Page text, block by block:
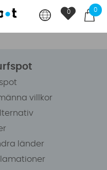
0
0
villkor
länder